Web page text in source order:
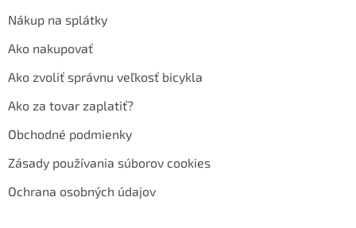
Nákup na splátky
Ako nakupovať
Ako zvoliť správnu veľkosť bicykla
Ako za tovar zaplatiť?
Obchodné podmienky
Zásady používania súborov cookies
Ochrana osobných údajov